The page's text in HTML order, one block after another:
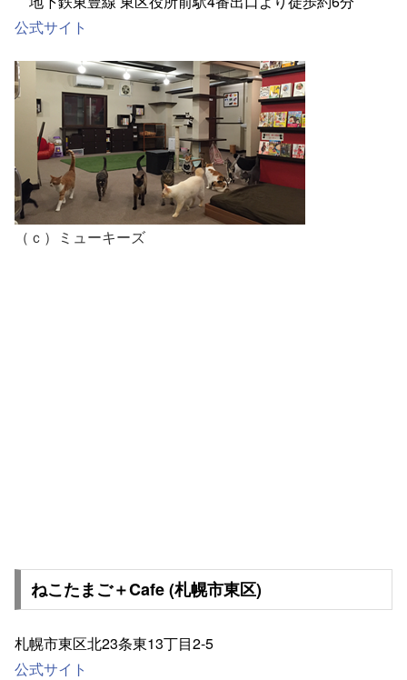
公式サイト
（ｃ）ミューキーズ
ねこたまご＋Cafe (札幌市東区)
札幌市東区北23条東13丁目2-5
公式サイト